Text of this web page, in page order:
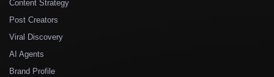
Content Strategy
Post Creators
Viral Discovery
AI Agents
Brand Profile